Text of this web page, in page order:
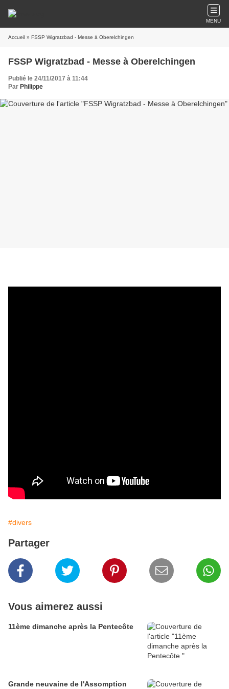
MENU
Accueil » FSSP Wigratzbad - Messe à Oberelchingen
FSSP Wigratzbad - Messe à Oberelchingen
Publié le 24/11/2017 à 11:44
Par Philippe
#divers
Partager
Vous aimerez aussi
11ème dimanche après la Pentecôte
Grande neuvaine de l'Assomption